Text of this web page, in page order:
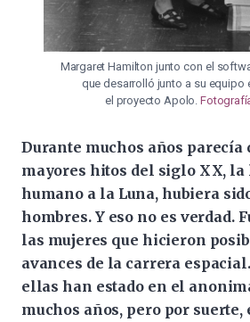
Margaret Hamilton junto con el
que desarrolló junto a su equipo
el proyecto Apolo.
Durante muchos años parecía
mayores hitos del siglo XX,
humano a la Luna, hubiera
hombres. Y eso no es verdad.
las mujeres que hicieron
avances de la carrera
ellas han estado en el
muchos años, pero por suerte,